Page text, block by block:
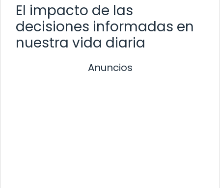
El impacto de las
decisiones informadas en
nuestra vida diaria
Anuncios